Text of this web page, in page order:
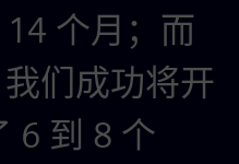
个月；而
们成功将开
6 到 8 个